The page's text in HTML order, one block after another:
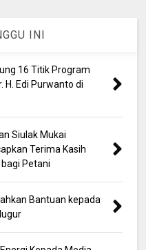
INI
16 Titik Program
H. Edi Purwanto di
Siulak Mukai
Terima Kasih
Petani
Bantuan kepada